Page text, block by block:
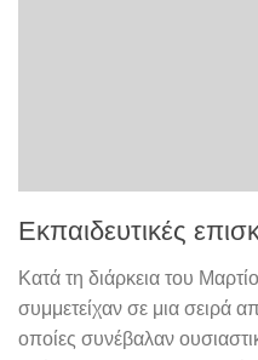
Εκπαιδευτικές
Κατά τη διάρκεια του
συμμετείχαν σε μια σειρά
οποίες συνέβαλαν